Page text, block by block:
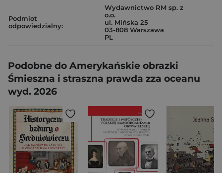
Podmiot
odpowiedzialny:
Wydawnictwo RM sp. z
o.o.
ul. Mińska 25
03-808 Warszawa
PL
Podobne do Amerykańskie obrazki
Śmieszna i straszna prawda zza oceanu
wyd. 2026